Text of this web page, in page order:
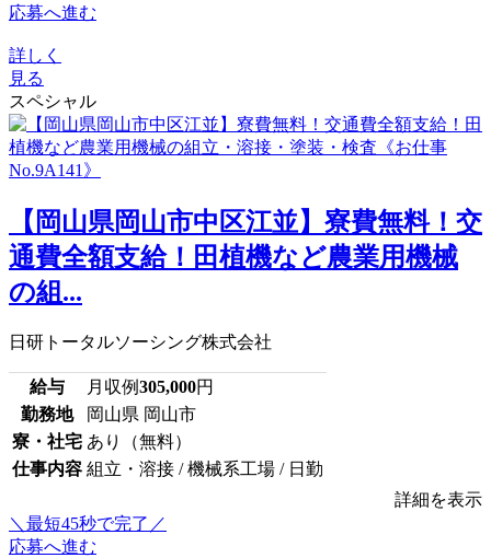
応募へ進む
詳しく
見る
スペシャル
【岡山県岡山市中区江並】寮費無料！交
通費全額支給！田植機など農業用機械
の組...
日研トータルソーシング株式会社
給与 月収例305,000円
勤務地
岡山県 岡山市
寮・社宅 あり（無料）
仕事内容 組立・溶接 / 機械系工場 / 日勤
詳細を表示
＼最短45秒で完了／
応募へ進む